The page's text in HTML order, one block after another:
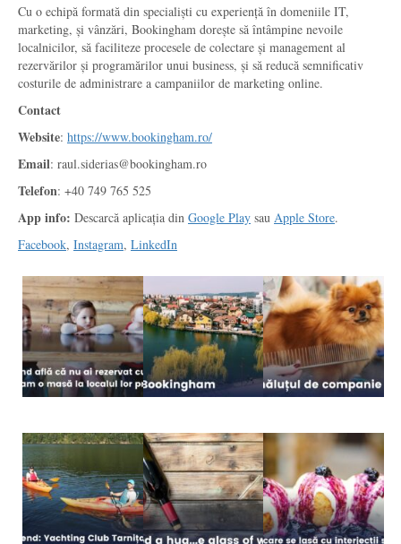
Cu o echipă formată din specialiști cu experiență în domeniile IT,
marketing, și vânzări, Bookingham dorește să întâmpine nevoile
localnicilor, să faciliteze procesele de colectare și management al
rezervărilor și programărilor unui business, și să reducă semnificativ
costurile de administrare a campaniilor de marketing online.
Contact
Website: https://www.bookingham.ro/
Email: raul.siderias@bookingham.ro
Telefon: +40 749 765 525
App info: Descarcă aplicația din Google Play sau Apple Store.
Facebook, Instagram, LinkedIn